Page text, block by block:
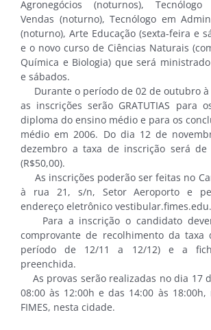
Agronegócios (noturnos),
Vendas (noturno), Tecnólogo em
(noturno), Arte Educação (sexta-feira e
e o novo curso de Ciências Naturais
Química e Biologia) que será
e sábados.
Durante o período de 02 de outubro à
as inscrições serão GRATUTIAS para
diploma do ensino médio e para os
médio em 2006. Do dia 12 de
dezembro a taxa de inscrição será de
(R$50,00).
As inscrições poderão ser feitas no
à rua 21, s/n, Setor Aeroporto e
endereço eletrônico
Para a inscrição o candidato
comprovante de recolhimento da taxa
período de 12/11 a 12/12) e a
preenchida.
As provas serão realizadas no dia 17
08:00 às 12:00h e das 14:00 às
FIMES, nesta cidade.